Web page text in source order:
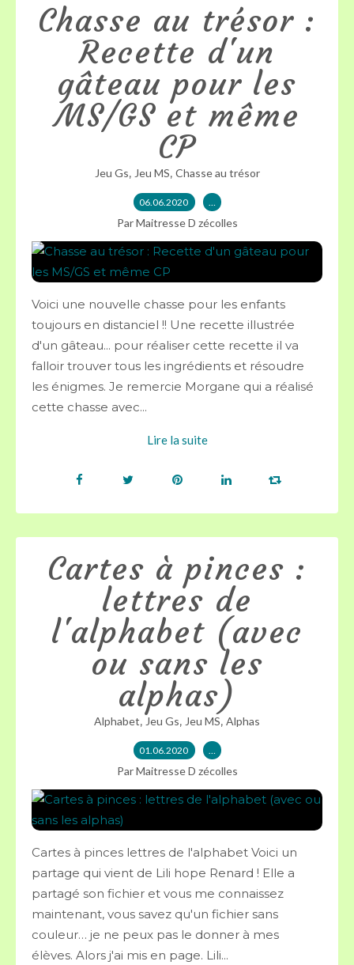
Chasse au trésor :
Recette d'un
gâteau pour les
MS/GS et même
CP
Jeu Gs, Jeu MS, Chasse au trésor
06.06.2020 …
Par Maitresse D zécolles
Voici une nouvelle chasse pour les enfants
toujours en distanciel !! Une recette illustrée
d'un gâteau... pour réaliser cette recette il va
falloir trouver tous les ingrédients et résoudre
les énigmes. Je remercie Morgane qui a réalisé
cette chasse avec...
Lire la suite
Cartes à pinces :
lettres de
l'alphabet (avec
ou sans les
alphas)
Alphabet, Jeu Gs, Jeu MS, Alphas
01.06.2020 …
Par Maitresse D zécolles
Cartes à pinces lettres de l'alphabet Voici un
partage qui vient de Lili hope Renard ! Elle a
partagé son fichier et vous me connaissez
maintenant, vous savez qu'un fichier sans
couleur… je ne peux pas le donner à mes
élèves. Alors j'ai mis en page. Lili...